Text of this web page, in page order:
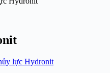
lực Hydronit